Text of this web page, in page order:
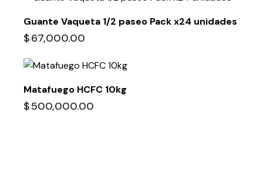
Guante Vaqueta 1/2 paseo Pack x24 unidades
$67,000.00
Matafuego HCFC 10kg
$500,000.00